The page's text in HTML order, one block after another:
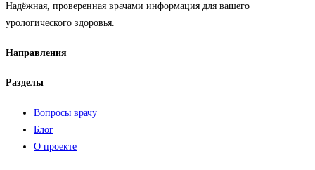
Надёжная, проверенная врачами информация для вашего
урологического здоровья.
Направления
Разделы
Вопросы врачу
Блог
О проекте